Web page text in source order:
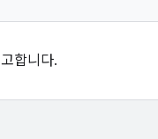
합니다.